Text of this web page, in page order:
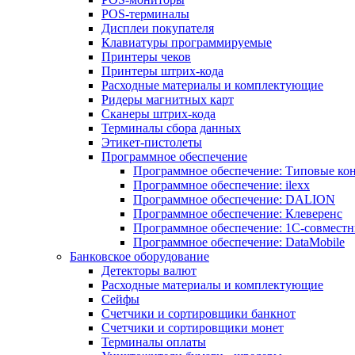
POS-терминалы
Дисплеи покупателя
Клавиатуры программируемые
Принтеры чеков
Принтеры штрих-кода
Расходные материалы и комплектующие
Ридеры магнитных карт
Сканеры штрих-кода
Терминалы сбора данных
Этикет-пистолеты
Программное обеспечение
Программное обеспечение: Типовые
Программное обеспечение: ilexx
Программное обеспечение: DALION
Программное обеспечение: Клеверенс
Программное обеспечение: 1С-
Программное обеспечение: DataMobile
Банковское оборудование
Детекторы валют
Расходные материалы и комплектующие
Сейфы
Счетчики и сортировщики банкнот
Счетчики и сортировщики монет
Терминалы оплаты